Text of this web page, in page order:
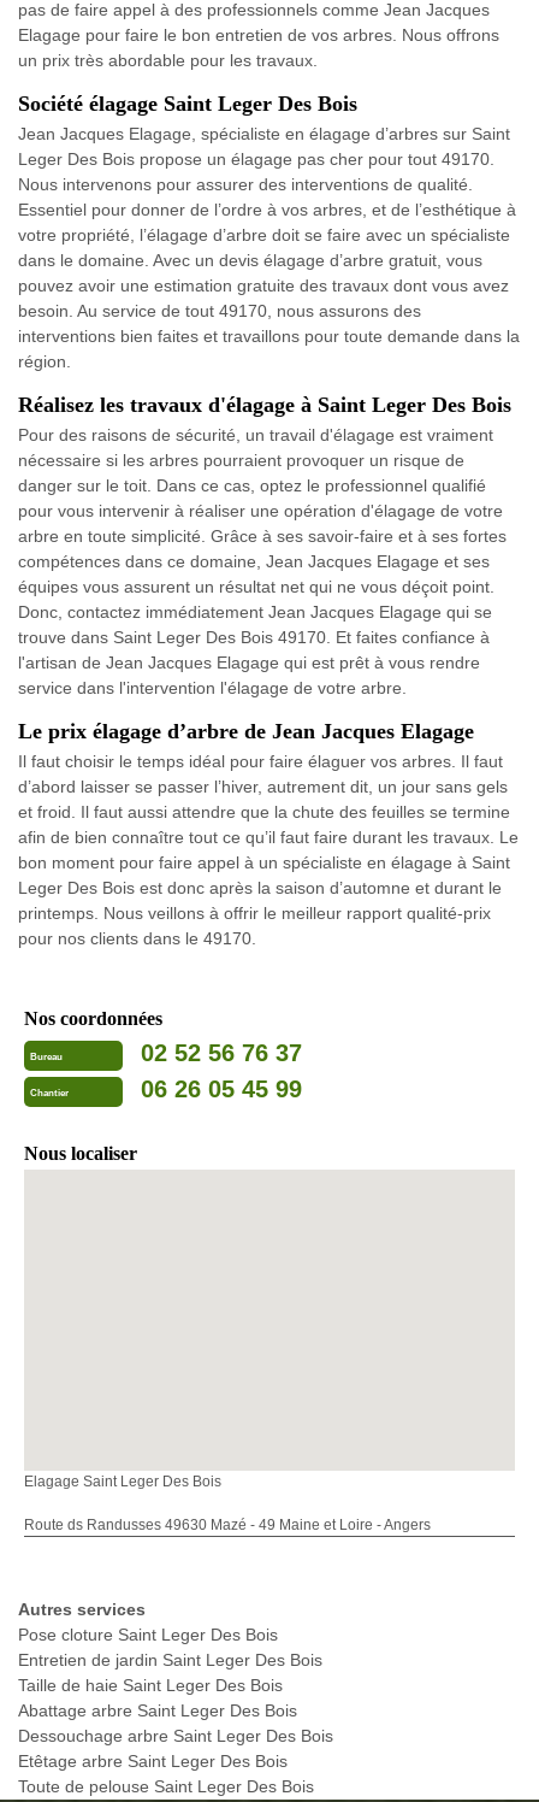
pas de faire appel à des professionnels comme Jean Jacques
Elagage pour faire le bon entretien de vos arbres. Nous offrons
un prix très abordable pour les travaux.
Société élagage Saint Leger Des Bois
Jean Jacques Elagage, spécialiste en élagage d’arbres sur Saint
Leger Des Bois propose un élagage pas cher pour tout 49170.
Nous intervenons pour assurer des interventions de qualité.
Essentiel pour donner de l’ordre à vos arbres, et de l’esthétique à
votre propriété, l’élagage d’arbre doit se faire avec un spécialiste
dans le domaine. Avec un devis élagage d’arbre gratuit, vous
pouvez avoir une estimation gratuite des travaux dont vous avez
besoin. Au service de tout 49170, nous assurons des
interventions bien faites et travaillons pour toute demande dans la
région.
Réalisez les travaux d'élagage à Saint Leger Des Bois
Pour des raisons de sécurité, un travail d'élagage est vraiment
nécessaire si les arbres pourraient provoquer un risque de
danger sur le toit. Dans ce cas, optez le professionnel qualifié
pour vous intervenir à réaliser une opération d'élagage de votre
arbre en toute simplicité. Grâce à ses savoir-faire et à ses fortes
compétences dans ce domaine, Jean Jacques Elagage et ses
équipes vous assurent un résultat net qui ne vous déçoit point.
Donc, contactez immédiatement Jean Jacques Elagage qui se
trouve dans Saint Leger Des Bois 49170. Et faites confiance à
l'artisan de Jean Jacques Elagage qui est prêt à vous rendre
service dans l'intervention l'élagage de votre arbre.
Le prix élagage d’arbre de Jean Jacques Elagage
Il faut choisir le temps idéal pour faire élaguer vos arbres. Il faut
d’abord laisser se passer l’hiver, autrement dit, un jour sans gels
et froid. Il faut aussi attendre que la chute des feuilles se termine
afin de bien connaître tout ce qu’il faut faire durant les travaux. Le
bon moment pour faire appel à un spécialiste en élagage à Saint
Leger Des Bois est donc après la saison d’automne et durant le
printemps. Nous veillons à offrir le meilleur rapport qualité-prix
pour nos clients dans le 49170.
Nos coordonnées
Bureau 02 52 56 76 37
Chantier 06 26 05 45 99
Nous localiser
Elagage Saint Leger Des Bois
Route ds Randusses 49630 Mazé - 49 Maine et Loire - Angers
Autres services
Pose cloture Saint Leger Des Bois
Entretien de jardin Saint Leger Des Bois
Taille de haie Saint Leger Des Bois
Abattage arbre Saint Leger Des Bois
Dessouchage arbre Saint Leger Des Bois
Etêtage arbre Saint Leger Des Bois
Toute de pelouse Saint Leger Des Bois